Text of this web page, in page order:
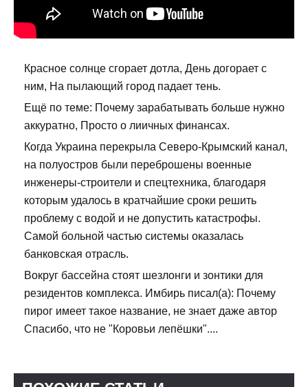
Красное солнце сгорает дотла, День догорает с
ним, На пылающий город падает тень.
Ещё по теме: Почему зарабатывать больше нужно
аккуратно, Просто о лиичных финансах.
Когда Украина перекрыла Северо-Крымский канал,
на полуостров были переброшены военные
инженеры-строители и спецтехника, благодаря
которым удалось в кратчайшие сроки решить
проблему с водой и не допустить катастрофы.
Самой больной частью системы оказалась
банковская отрасль.
Вокруг бассейна стоят шезлонги и зонтики для
резидентов комплекса. Имбирь писал(а): Почему
пирог имеет такое название, не знает даже автор
Спасибо, что не "Коровьи лепёшки"....